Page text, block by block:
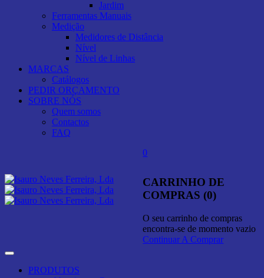
Jardim
Ferramentas Manuais
Medição
Medidores de Distância
Nível
Nível de Linhas
MARCAS
Catálogos
PEDIR ORÇAMENTO
SOBRE NÓS
Quem somos
Contactos
FAQ
0
CARRINHO DE
COMPRAS (0)
O seu carrinho de compras
encontra-se de momento vazio
Continuar A Comprar
PRODUTOS